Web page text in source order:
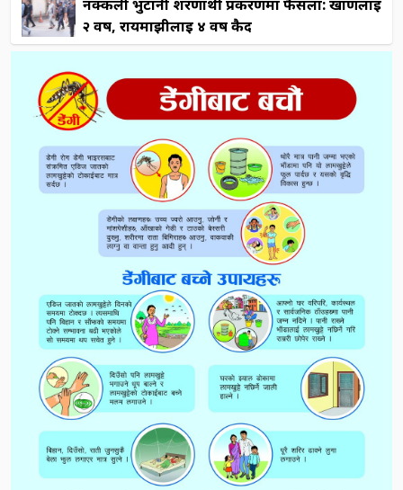
नक्कली भुटानी शरणार्थी प्रकरणमा फैसला: खाणलाई
२ वर्ष, रायमाझीलाई ४ वर्ष कैद